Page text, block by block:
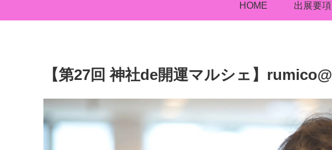
HOME 出展要項
【第27回 神社de開運マルシェ】rumico@